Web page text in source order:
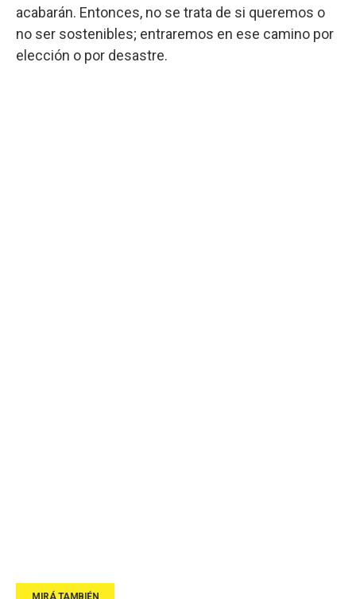
acabarán. Entonces, no se trata de si queremos o
no ser sostenibles; entraremos en ese camino por
elección o por desastre.